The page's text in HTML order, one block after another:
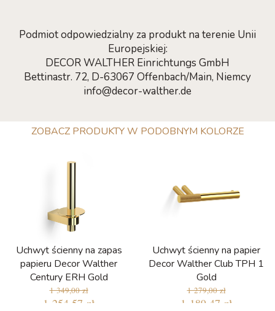
Podmiot odpowiedzialny za produkt na terenie Unii
Europejskiej:
DECOR WALTHER Einrichtungs GmbH
Bettinastr. 72, D-63067 Offenbach/Main, Niemcy
info@decor-walther.de
ZOBACZ PRODUKTY W PODOBNYM KOLORZE
Uchwyt ścienny na zapas
papieru Decor Walther
Century ERH Gold
1 349,00 zł
1 254,57 zł
Uchwyt ścienny na papier
Decor Walther Club TPH 1
Gold
1 279,00 zł
1 189,47 zł